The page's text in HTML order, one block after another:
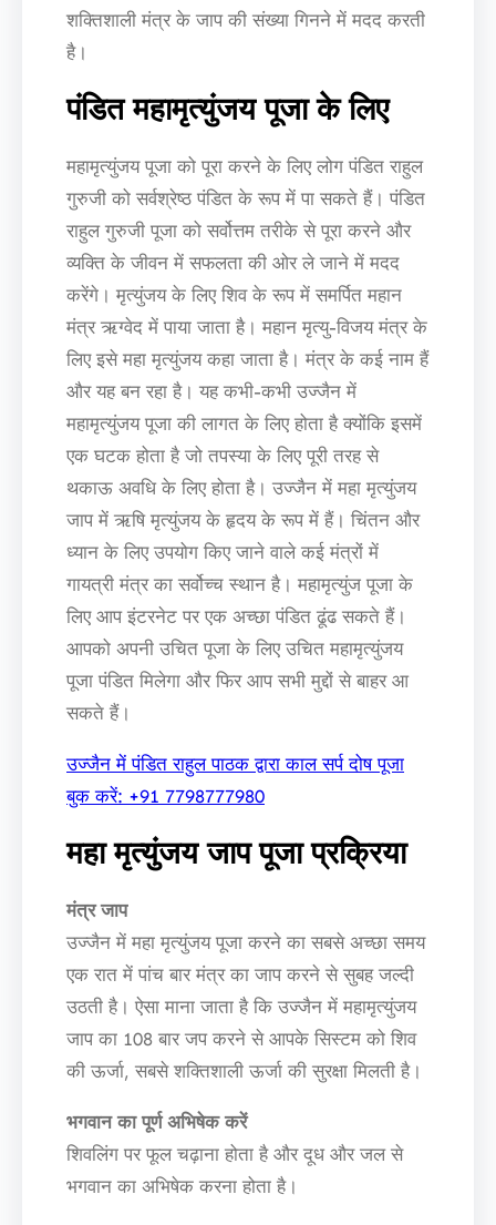
शक्तिशाली मंत्र के जाप की संख्या गिनने में मदद करती
है।
पंडित महामृत्युंजय पूजा के लिए
महामृत्युंजय पूजा को पूरा करने के लिए लोग पंडित राहुल
गुरुजी को सर्वश्रेष्ठ पंडित के रूप में पा सकते हैं। पंडित
राहुल गुरुजी पूजा को सर्वोत्तम तरीके से पूरा करने और
व्यक्ति के जीवन में सफलता की ओर ले जाने में मदद
करेंगे। मृत्युंजय के लिए शिव के रूप में समर्पित महान
मंत्र ऋग्वेद में पाया जाता है। महान मृत्यु-विजय मंत्र के
लिए इसे महा मृत्युंजय कहा जाता है। मंत्र के कई नाम हैं
और यह बन रहा है। यह कभी-कभी उज्जैन में
महामृत्युंजय पूजा की लागत के लिए होता है क्योंकि इसमें
एक घटक होता है जो तपस्या के लिए पूरी तरह से
थकाऊ अवधि के लिए होता है। उज्जैन में महा मृत्युंजय
जाप में ऋषि मृत्युंजय के हृदय के रूप में हैं। चिंतन और
ध्यान के लिए उपयोग किए जाने वाले कई मंत्रों में
गायत्री मंत्र का सर्वोच्च स्थान है। महामृत्युंज पूजा के
लिए आप इंटरनेट पर एक अच्छा पंडित ढूंढ सकते हैं।
आपको अपनी उचित पूजा के लिए उचित महामृत्युंजय
पूजा पंडित मिलेगा और फिर आप सभी मुद्दों से बाहर आ
सकते हैं।
उज्जैन में पंडित राहुल पाठक द्वारा काल सर्प दोष पूजा
बुक करें: +91 7798777980
महा मृत्युंजय जाप पूजा प्रक्रिया
मंत्र जाप
उज्जैन में महा मृत्युंजय पूजा करने का सबसे अच्छा समय
एक रात में पांच बार मंत्र का जाप करने से सुबह जल्दी
उठती है। ऐसा माना जाता है कि उज्जैन में महामृत्युंजय
जाप का 108 बार जप करने से आपके सिस्टम को शिव
की ऊर्जा, सबसे शक्तिशाली ऊर्जा की सुरक्षा मिलती है।
भगवान का पूर्ण अभिषेक करें
शिवलिंग पर फूल चढ़ाना होता है और दूध और जल से
भगवान का अभिषेक करना होता है।